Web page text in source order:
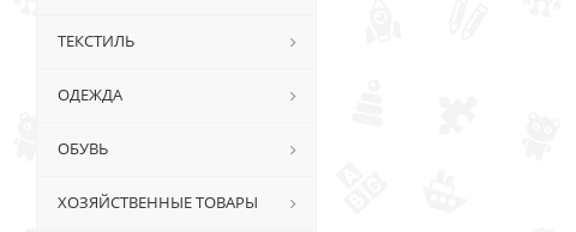
ТЕКСТИЛЬ
ОДЕЖДА
ОБУВЬ
ХОЗЯЙСТВЕННЫЕ ТОВАРЫ